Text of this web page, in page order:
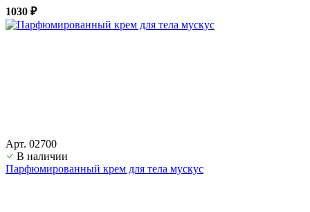
1030 ₽
Арт. 02700
В наличии
Парфюмированный крем для тела мускус